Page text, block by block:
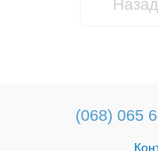
Назад
(068) 065